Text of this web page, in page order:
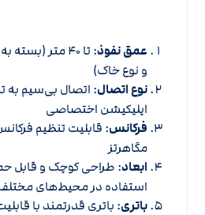
عمق نفوذ
: تا ۴۰ متر
و نوع خاک)
نوع اتصال: اتصال بی‌سیم به
اپلیکیشن اختصاصی
فرکانس
مگاهرتز
ابعاد: طراحی کوچک و قابل
استفاده در محیط‌های
باتری: باتری قدرتمند با